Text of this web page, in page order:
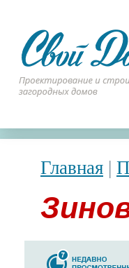
Главная |